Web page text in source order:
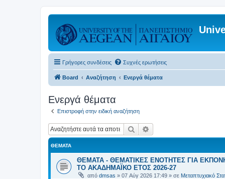
Γρήγορες συνδέσεις Συχνές ερωτήσεις
Board Αναζήτηση Ενεργά θέματα
Ενεργά θέματα
Επιστροφή στην ειδική αναζήτηση
Αναζήτηση
ΘΈΜΑΤΑ
ΘΕΜΑΤΑ - ΘΕΜΑΤΙΚΕΣ ΕΝΟΤΗΤΕΣ ΓΙΑ
ΤΟ ΑΚΑΔΗΜΑΪΚΟ ΕΤΟΣ 2026-27
από dmsas » 07 Αύγ 2026 17:49 » σε Μεταπτυχιακό